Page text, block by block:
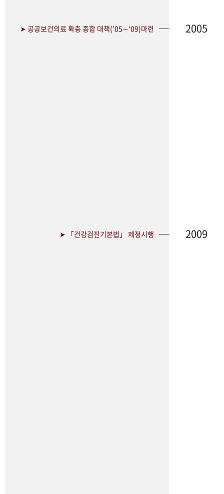
➤ 공공보건의료 확충 종합 대책(’05∼‘09)마련 2005
➤ 「건강검진기본법」 제정시행 2009